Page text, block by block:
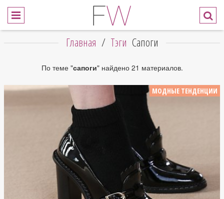
Главная / Тэги Сапоги
По теме "сапоги" найдено 21 материалов.
МОДНЫЕ ТЕНДЕНЦИИ